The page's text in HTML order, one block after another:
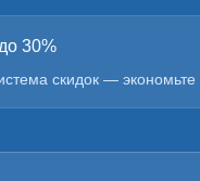
30%
скидок —